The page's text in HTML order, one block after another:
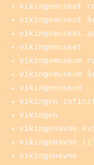
vikingemuseet
vikingemuseet
vikingemuseet
vikingemuseet
vikingemuseum
vikingemuseum
vikingemuseum
vikingen
vikingen
vikingenavne
vikingenavne
vikingenavne